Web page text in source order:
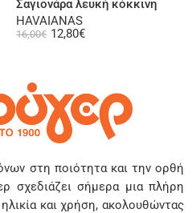
Σαγιονάρα λευκή κόκκινη
HAVAIANAS
16,00€ 12,80€
στη ποιότητα και την ορθή
σχεδιάζει σήμερα μια πλήρη
και χρήση, ακολουθώντας